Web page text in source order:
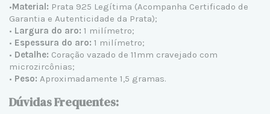
•Material: Prata 925 Legítima (Acompanha Certificado de
Garantia e Autenticidade da Prata);
• Largura do aro: 1 milímetro;
• Espessura do aro: 1 milímetro;
• Detalhe: Coração vazado de 11mm cravejado com
microzircônias;
• Peso: Aproximadamente 1,5 gramas.
Dúvidas Frequentes: